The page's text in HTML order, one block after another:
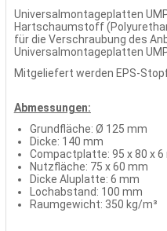
Universalmontageplatten
Hartschaumstoff
für die Verschraubung des
Universalmontageplatten
Mitgeliefert werden EPS-
Abmessungen:
Grundfläche: Ø 125 mm
Dicke: 140 mm
Compactplatte: 95 x 80 x 6
Nutzfläche: 75 x 60 mm
Dicke Aluplatte: 6 mm
Lochabstand: 100 mm
Raumgewicht: 350 kg/m³